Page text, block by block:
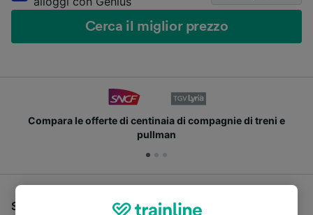
Cerca il miglior prezzo
Compara le offerte di centinaia di compagnie di treni e
pullman
Se stai cercando un pullman per viaggiare da Angers